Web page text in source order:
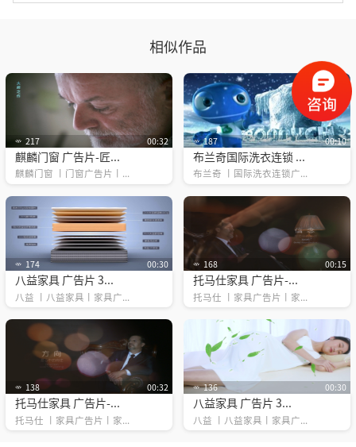
相似作品
217 00:32
麒麟门窗 广告片-匠...
麒麟门窗 丨门窗广告片丨...
187 00:10
布兰奇国际洗衣连锁 ...
布兰奇 丨国际洗衣连锁广...
174 00:30
八益家具 广告片 3...
八益 丨八益家具丨家具广...
168 00:15
托马仕家具 广告片-...
托马仕 丨家具广告片丨家...
138 00:32
托马仕家具 广告片-...
托马仕 丨家具广告片丨家...
136 00:30
八益家具 广告片 3...
八益 丨八益家具丨家具广...